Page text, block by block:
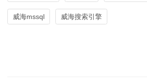
威海mssql 威海搜索引擎